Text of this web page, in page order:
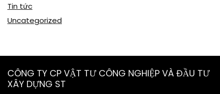
Tin tức
Uncategorized
CÔNG TY CP VẬT TƯ CÔNG NGHIỆP VÀ ĐẦU TƯ
XÂY DỰNG ST